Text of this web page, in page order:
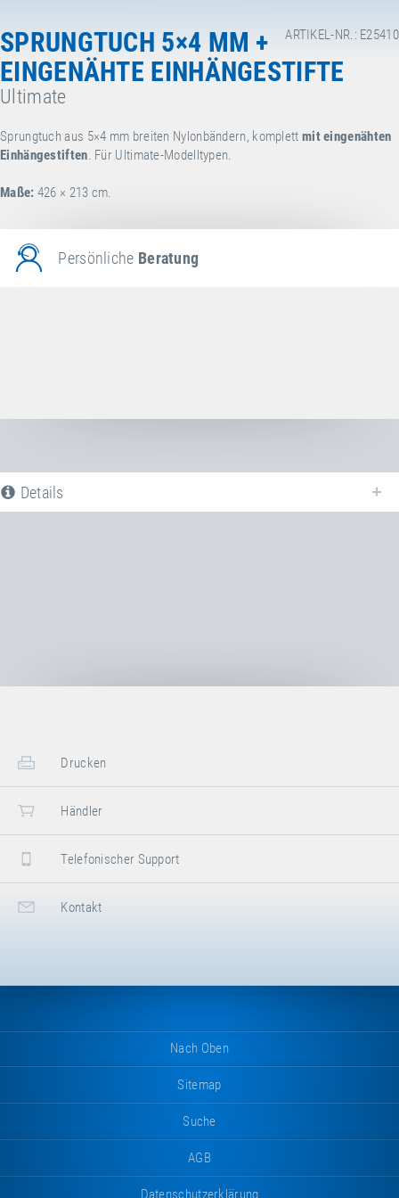
ARTIKEL-NR.: E25410
SPRUNGTUCH 5×4 MM +
EINGENÄHTE EINHÄNGESTIFTE
Ultimate
Sprungtuch aus 5×4 mm breiten Nylonbändern, komplett mit eingenähten
Einhängestiften. Für Ultimate-Modelltypen.
Maße: 426 × 213 cm.
Persönliche Beratung
Details
Einhängestifte
1x Karton
Länge 50 cm
Breite
40 cm
Drucken
Händler
Telefonischer Support
Kontakt
Nach Oben
Sitemap
Suche
AGB
Datenschutzerklärung